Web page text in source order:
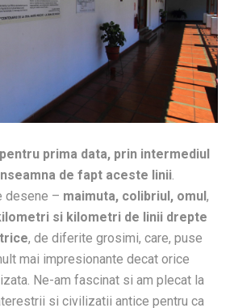
prima data, prin intermediul
de fapt aceste linii.
desene – maimuta, colibriul, omul,
si kilometri de linii drepte
, de diferite grosimi, care, puse
mai impresionante decat orice
Ne-am fascinat si am plecat la
si civilizatii antice pentru ca